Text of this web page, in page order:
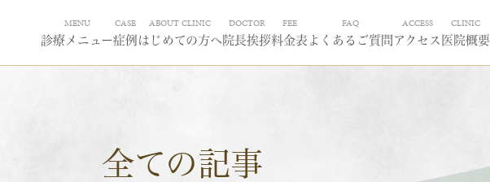
MENU
診療メニュー
CASE
症例
ABOUT CLINIC
はじめての方へ
DOCTOR
院長挨拶
FEE
料金表
FAQ
よくあるご質問
ACCESS
アクセス
CLINIC
医院概要
全ての記事